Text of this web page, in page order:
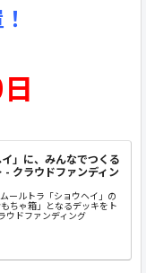
」に、みんなでつくる
- クラウドファンディン
ールトラ「ショウヘイ」の
ちゃ箱」となるデッキをト
ウドファンディング